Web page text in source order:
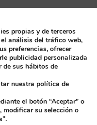
propias y de terceros
análisis del tráfico web,
preferencias, ofrecer
publicidad personalizada
sus hábitos de
nuestra política de
el botón “Aceptar” o
modificar su selección o